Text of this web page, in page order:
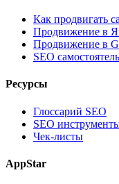
Как продвигать
Продвижение в
Продвижение в
SEO
Ресурсы
Глоссарий SEO
SEO
Чек-листы
AppStar